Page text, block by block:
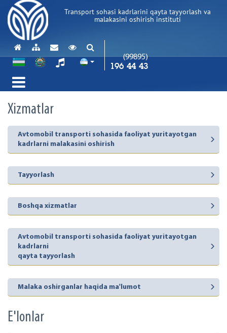
Transport sohasi kadrlarini qayta tayyorlash va
malakasini oshirish instituti
(99895)
196 44 43
Xizmatlar
Avtomobil transporti sohasida faoliyat yuritayotgan
kadrlarni malakasini oshirish
Tayyorlash
Boshqa xizmatlar
Avtomobil transporti sohasida faoliyat yuritayotgan
kadrlarni
qayta tayyorlash
Malaka oshirganlar haqida ma'lumot
E'lonlar